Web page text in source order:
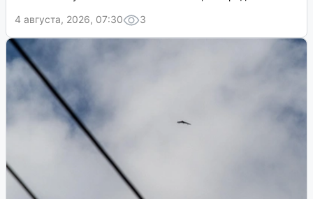
4 августа, 2026, 07:30
3